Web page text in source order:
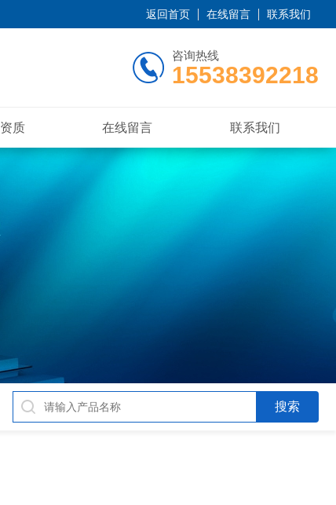
返回首页 在线留言 联系我们
咨询热线
15538392218
质 在线留言 联系我们